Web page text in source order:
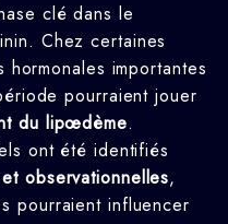
clé dans le
Chez certaines
importantes
pourraient jouer
du lipœdème.
ont été identifiés
observationnelles,
pourraient influencer